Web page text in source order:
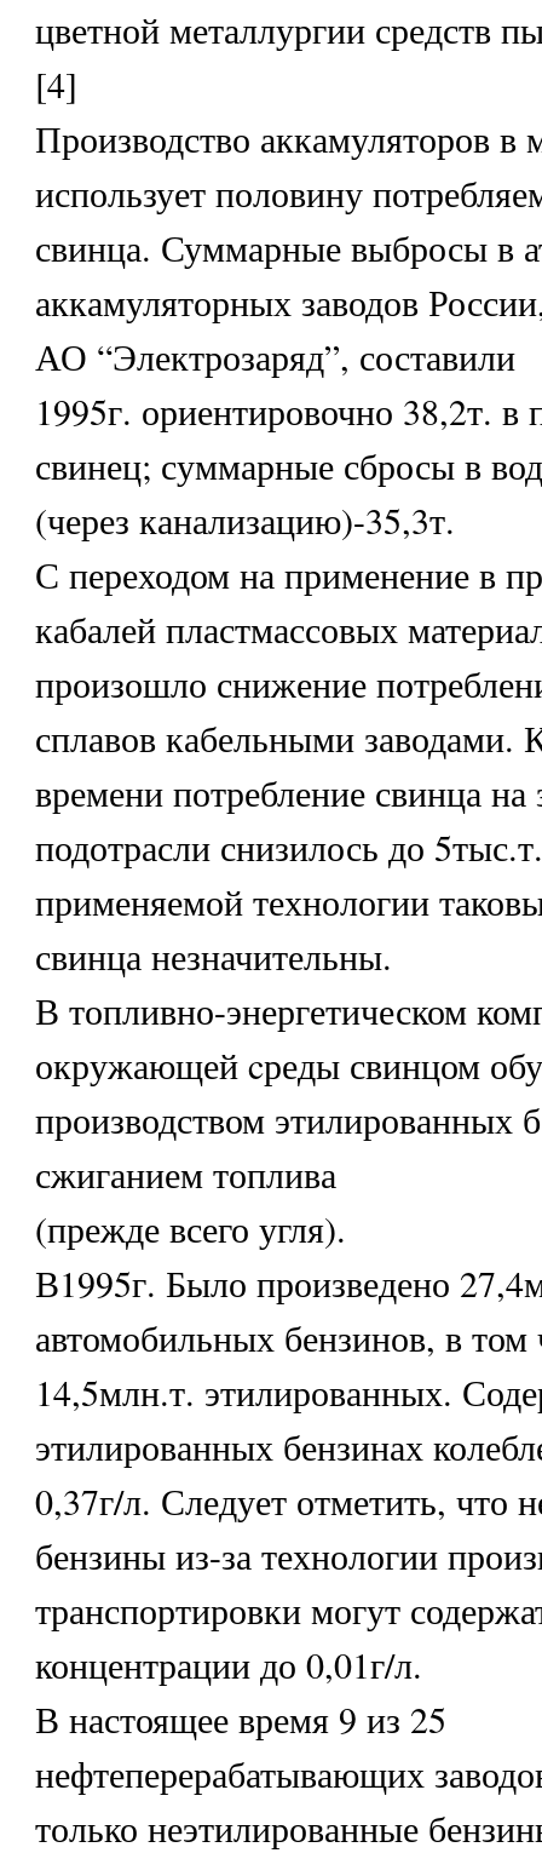
цветной металлургии средств
[4]
Производство аккамуляторов
использует половину
свинца. Суммарные выбросы в
аккамуляторных заводов
АО “Электрозаряд”, составили
1995г. ориентировочно 38,2т. в
свинец; суммарные сбросы в
(через канализацию)-35,3т.
С переходом на применение в
кабалей пластмассовых
произошло снижение
сплавов кабельными заводами.
времени потребление свинца на
подотрасли снизилось до
применяемой технологии
свинца незначительны.
В топливно-энергетическом
окружающей cреды свинцом
производством этилированных
сжиганием топлива
(прежде всего угля).
В1995г. Было произведено
автомобильных бензинов, в том
14,5млн.т. этилированных.
этилированных бензинах
0,37г/л. Следует отметить, что
бензины из-за технологии
транспортировки могут
концентрации до 0,01г/л.
В настоящее время 9 из 25
нефтеперерабатывающих
только неэтилированные